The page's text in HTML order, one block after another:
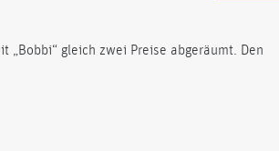
gleich zwei Preise abgeräumt. Den